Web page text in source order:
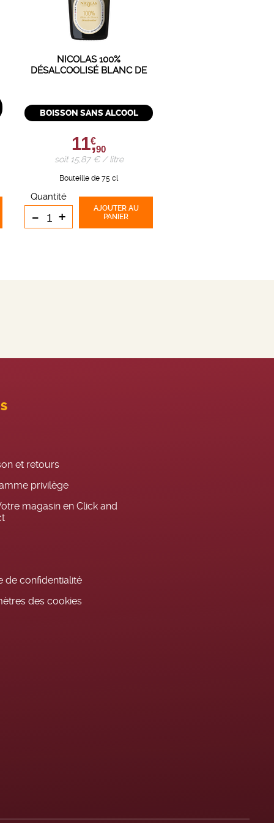
NICOLAS 100%
DÉSALCOOLISÉ BLANC DE
BOISSON SANS ALCOOL
11,
€
90
soit 15,87 € / litre
Bouteille de 75 cl
Quantité
- + AJOUTER AU
PANIER
et retours
privilège
magasin en Click and
de confidentialité
des cookies